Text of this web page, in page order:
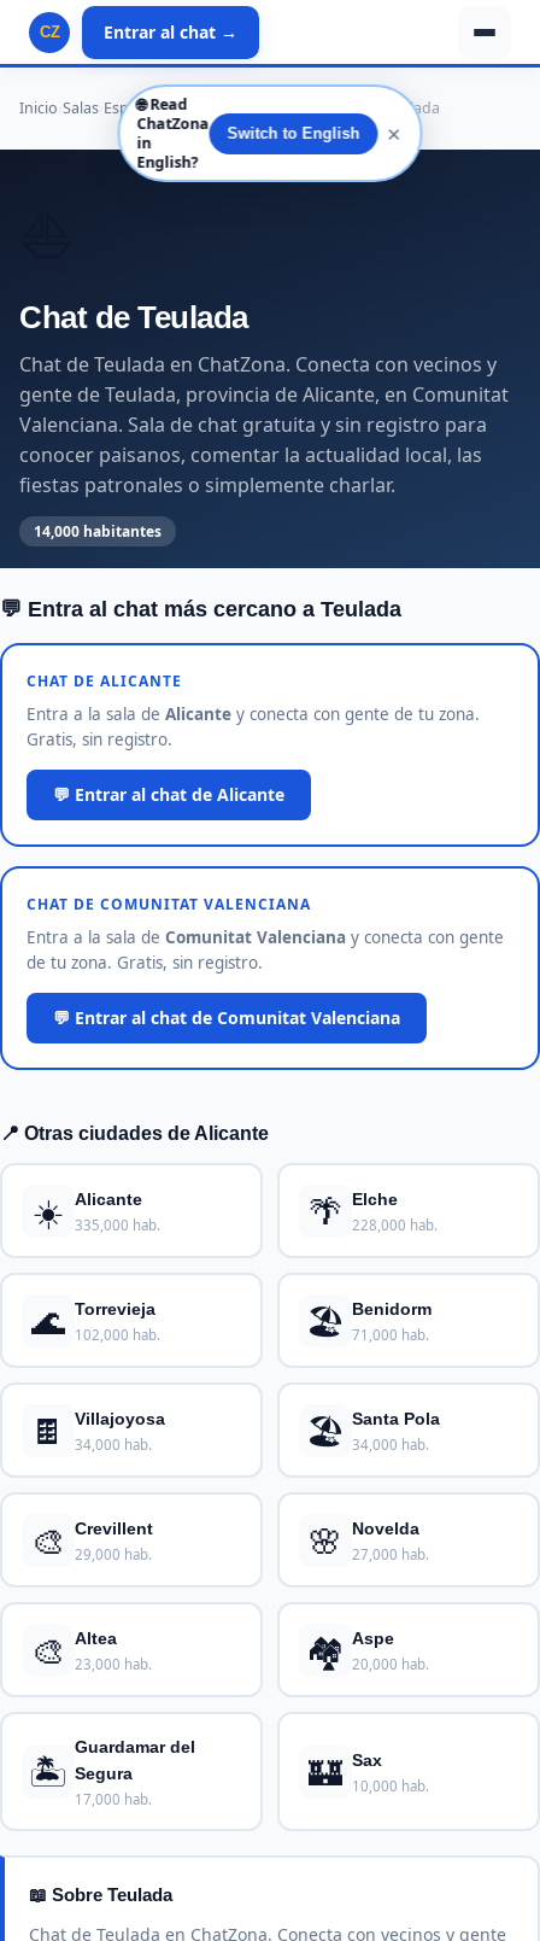
CZ Entrar al chat →
Inicio Salas España›Comunitat Valenciana Teulada
Chat de Teulada
Chat de Teulada en ChatZona. Conecta con vecinos y
gente de Teulada, provincia de Alicante, en Comunitat
Valenciana. Sala de chat gratuita y sin registro para
conocer paisanos, comentar la actualidad local, las
fiestas patronales o simplemente charlar.
14,000 habitantes
💬 Entra al chat más cercano a Teulada
CHAT DE ALICANTE
Entra a la sala de Alicante y conecta con gente de tu zona.
Gratis, sin registro.
💬 Entrar al chat de Alicante
CHAT DE COMUNITAT VALENCIANA
Entra a la sala de Comunitat Valenciana y conecta con gente
de tu zona. Gratis, sin registro.
💬 Entrar al chat de Comunitat Valenciana
📍 Otras ciudades de Alicante
☀️ Alicante
335,000 hab. 🌴 Elche
228,000 hab.
🌊 Torrevieja
102,000 hab. 🏖️ Benidorm
71,000 hab.
🍫 Villajoyosa
34,000 hab. 🏖️ Santa Pola
34,000 hab.
🎨 Crevillent
29,000 hab. 🌸 Novelda
27,000 hab.
🎨 Altea
23,000 hab. 🏘️ Aspe
20,000 hab.
🏝️
Guardamar del
Segura
17,000 hab.
🏰 Sax
10,000 hab.
📖 Sobre Teulada
Chat de Teulada en ChatZona. Conecta con vecinos y gente
🌐 Read
ChatZona
in
English?
Switch to English ✕